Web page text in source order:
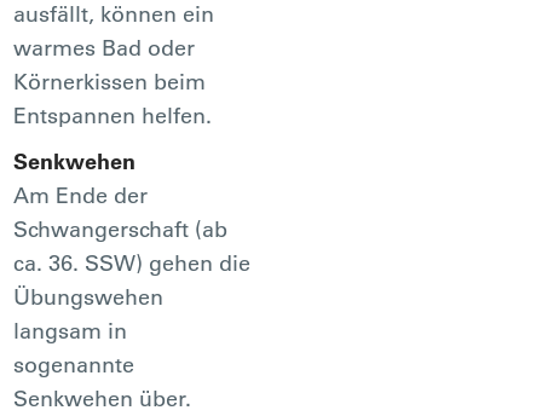
ausfällt, können ein
warmes Bad oder
Körnerkissen beim
Entspannen helfen.
Senkwehen
Am Ende der
Schwangerschaft (ab
ca. 36. SSW) gehen die
Übungswehen
langsam in
sogenannte
Senkwehen über.